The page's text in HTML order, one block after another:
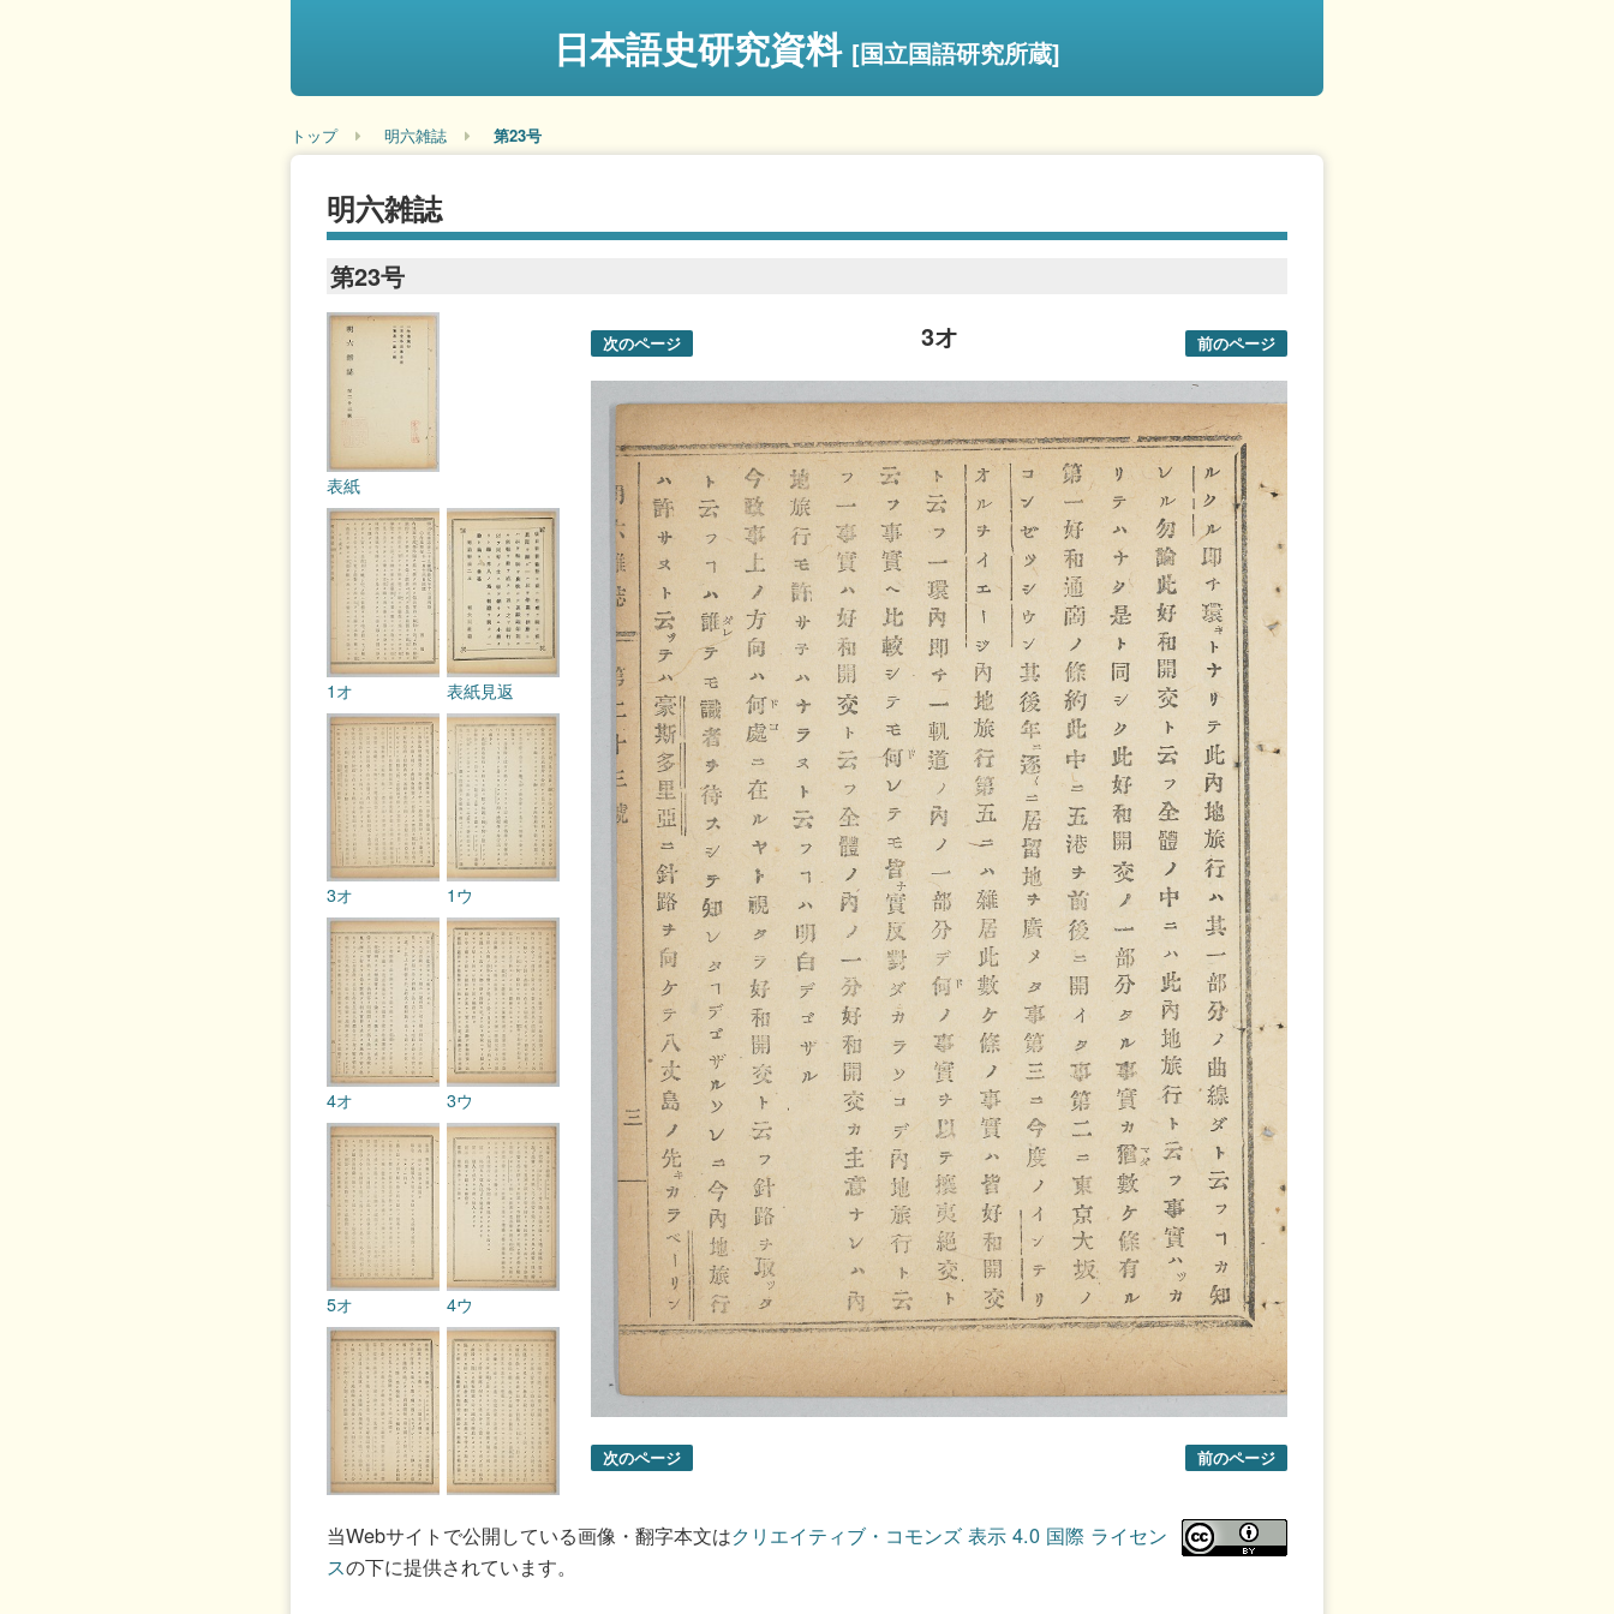
日本語史研究資料 [国立国語研究所蔵]
トップ 明六雑誌 第23号
明六雑誌
第23号
3オ
次のページ 前のページ
次のページ 前のページ
表紙
表紙見返
1オ
1ウ
3オ
3ウ
4オ
4ウ
5オ
当Webサイトで公開している画像・翻字本文はクリエイティブ・コモンズ 表示 4.0 国際 ライセン
スの下に提供されています。